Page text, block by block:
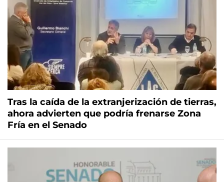
Tras la caída de la extranjerización de tierras,
ahora advierten que podría frenarse Zona
Fría en el Senado